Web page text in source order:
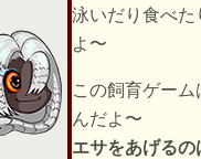
泳いだり食べ
よ〜
この飼育ゲー
んだよ〜
エサをあげる